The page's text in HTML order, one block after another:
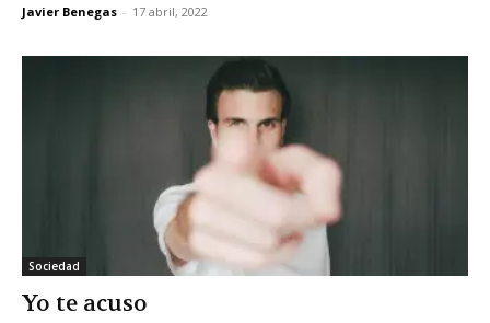
Javier Benegas - 17 abril, 2022
Sociedad
Yo te acuso